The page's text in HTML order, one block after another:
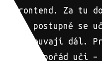
na frontend. Za tu
a postupně se
posouvají dál.
člověk pořád učí –